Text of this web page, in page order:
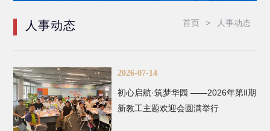
人事动态 首页 > 人事动态
2026-07-14
初心启航·筑梦华园 ——2026年第Ⅱ期
新教工主题欢迎会圆满举行